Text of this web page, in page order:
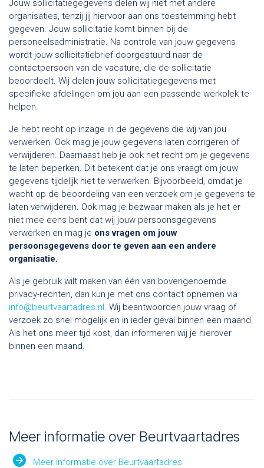
Jouw sollicitatiegegevens delen wij niet met andere
organisaties, tenzij jij hiervoor aan ons toestemming hebt
gegeven. Jouw sollicitatie komt binnen bij de
personeelsadministratie. Na controle van jouw gegevens
wordt jouw sollicitatiebrief doorgestuurd naar de
contactpersoon van de vacature, die de sollicitatie
beoordeelt. Wij delen jouw sollicitatiegegevens met
specifieke afdelingen om jou aan een passende werkplek te
helpen.
Je hebt recht op inzage in de gegevens die wij van jou
verwerken. Ook mag je jouw gegevens laten corrigeren of
verwijderen. Daarnaast heb je ook het recht om je gegevens
te laten beperken. Dit betekent dat je ons vraagt om jouw
gegevens tijdelijk niet te verwerken. Bijvoorbeeld, omdat je
wacht op de beoordeling van een verzoek om je gegevens te
laten verwijderen. Ook mag je bezwaar maken als je het er
niet mee eens bent dat wij jouw persoonsgegevens
verwerken en mag je ons vragen om jouw
persoonsgegevens door te geven aan een andere
organisatie.
Als je gebruik wilt maken van één van bovengenoemde
privacy-rechten, dan kun je met ons contact opnemen via
info@beurtvaartadres.nl . Wij beantwoorden jouw vraag of
verzoek zo snel mogelijk en in ieder geval binnen een maand.
Als het ons meer tijd kost, dan informeren wij je hierover
binnen een maand.
Meer informatie over Beurtvaartadres
Meer informatie over Beurtvaartadres